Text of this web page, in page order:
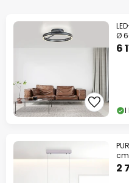
Ø
6
I
2